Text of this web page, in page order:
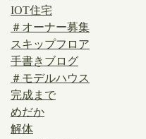
IOT住宅
＃オーナー募集
スキップフロア
手書きブログ
＃モデルハウス
完成まで
めだか
解体